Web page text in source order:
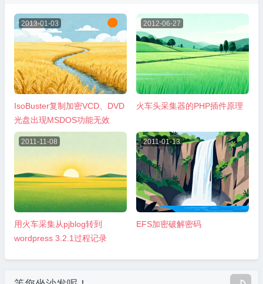
2013-01-03
IsoBuster复制加密VCD、DVD
光盘出现MSDOS功能无效
2012-06-27
火车头采集器的PHP插件原理
2011-11-08
用火车采集从pjblog转到
wordpress 3.2.1过程记录
2011-01-13
EFS加密破解密码